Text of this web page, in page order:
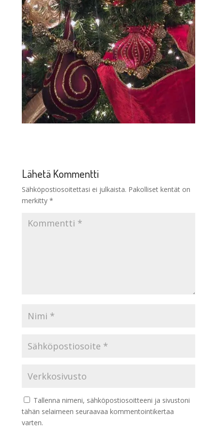
Lähetä Kommentti
Sähköpostiosoitettasi ei julkaista. Pakolliset kentät on
merkitty *
Tallenna nimeni, sähköpostiosoitteeni ja sivustoni
tähän selaimeen seuraavaa kommentointikertaa
varten.